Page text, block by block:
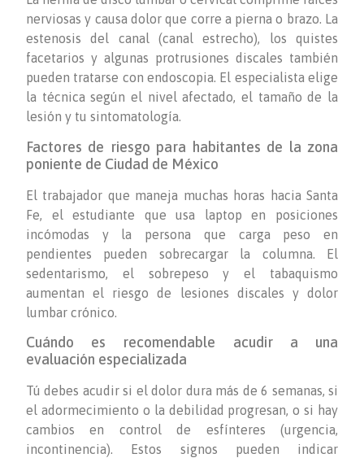
nerviosas y causa dolor que corre a pierna o brazo. La
estenosis del canal (canal estrecho), los quistes
facetarios y algunas protrusiones discales también
pueden tratarse con endoscopia. El especialista elige
la técnica según el nivel afectado, el tamaño de la
lesión y tu sintomatología.
Factores de riesgo para habitantes de la zona
poniente de Ciudad de México
El trabajador que maneja muchas horas hacia Santa
Fe, el estudiante que usa laptop en posiciones
incómodas y la persona que carga peso en
pendientes pueden sobrecargar la columna. El
sedentarismo, el sobrepeso y el tabaquismo
aumentan el riesgo de lesiones discales y dolor
lumbar crónico.
Cuándo es recomendable acudir a una
evaluación especializada
Tú debes acudir si el dolor dura más de 6 semanas, si
el adormecimiento o la debilidad progresan, o si hay
cambios en control de esfínteres (urgencia,
incontinencia). Estos signos pueden indicar